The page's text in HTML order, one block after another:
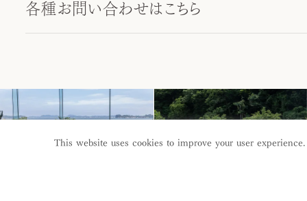
各種お問い合わせはこちら
This website uses cookies to improve your user